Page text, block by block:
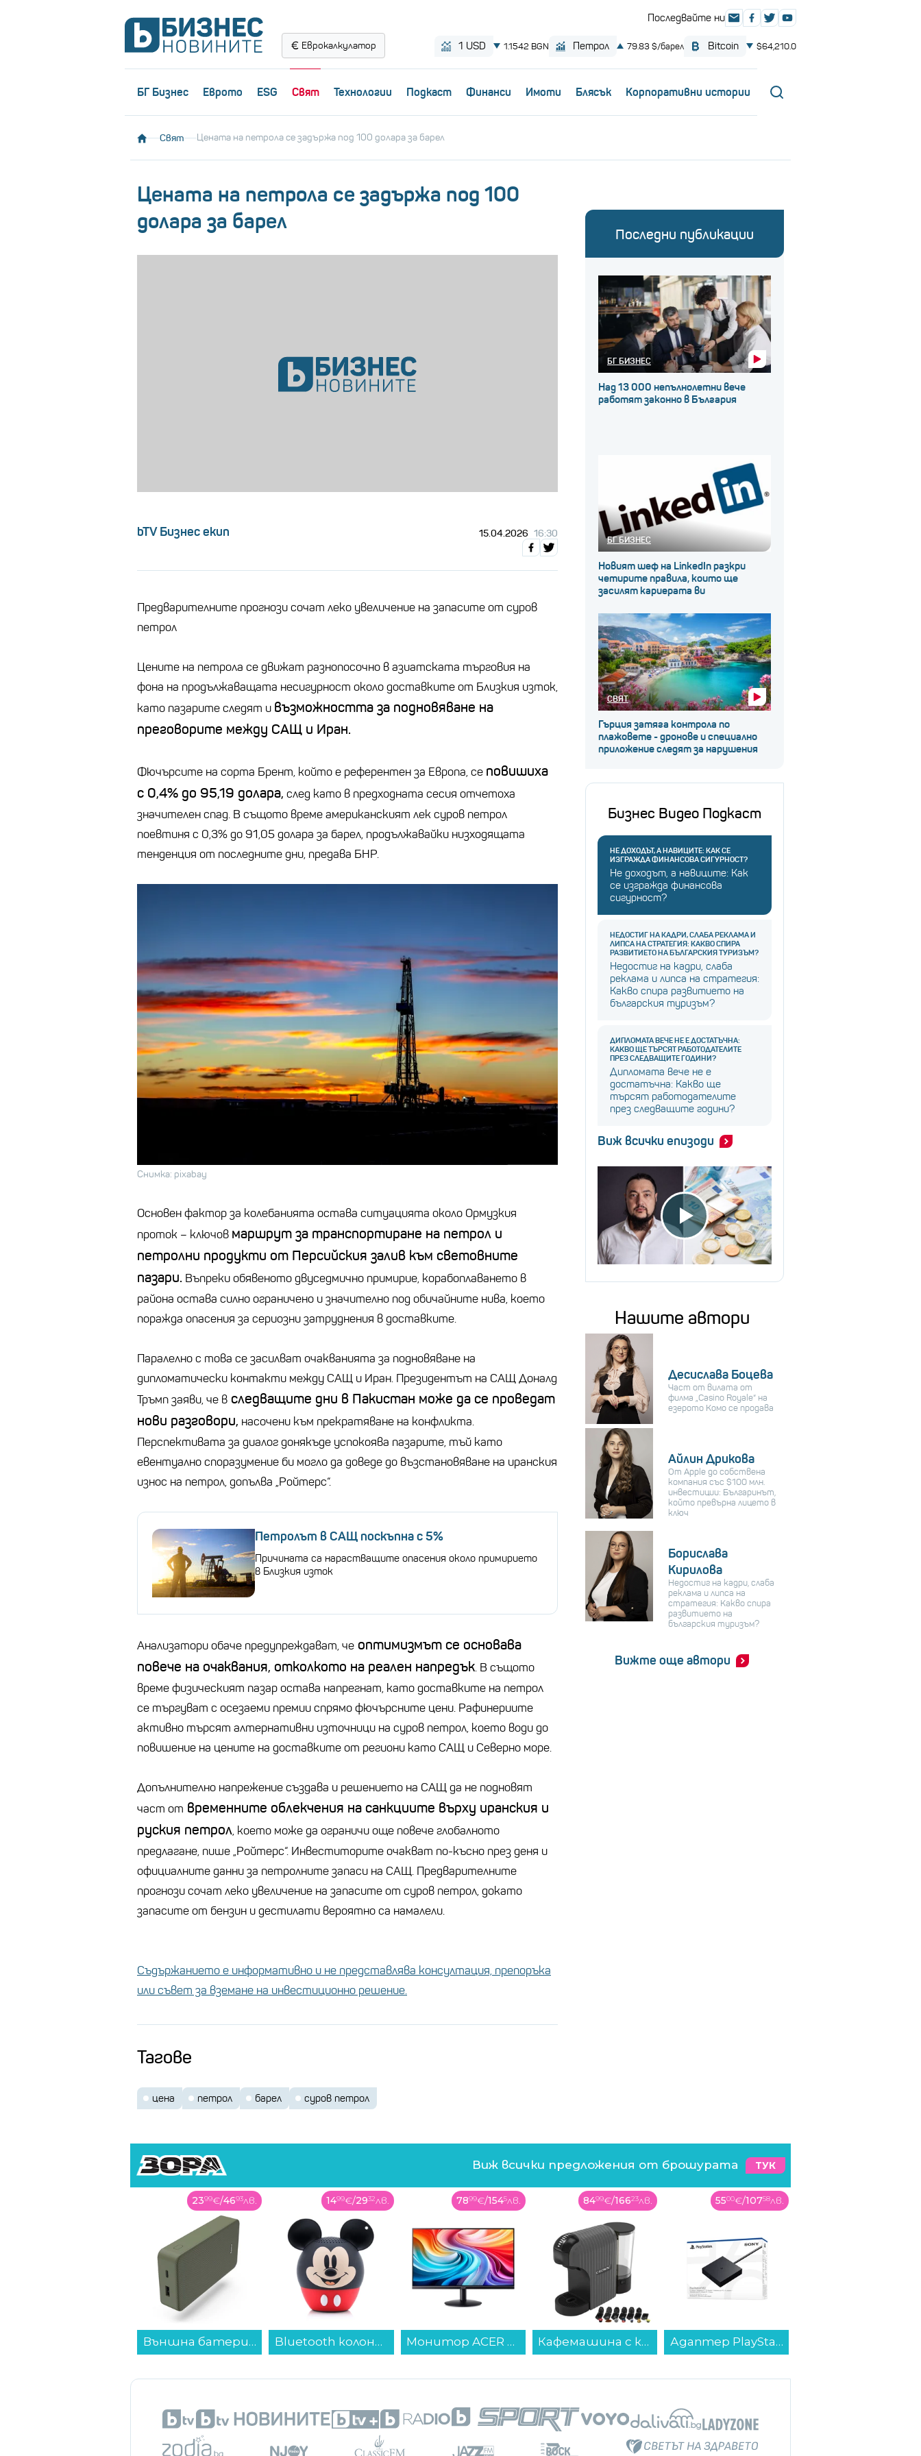
Еврокалкулатор
БГ Бизнес Еврото ESG Свят Технологии Пoдкаст Финанси Имоти Блясък Корпоративни истории
Свят Цената на петрола се задържа под 100 долара за барел
Цената на петрола се задържа под 100
долара за барел
bTV Бизнес екип 15.04.2026 16:30
Предварителните прогнози сочат леко увеличение на запасите от суров
петрол
Цените на петрола се движат разнопосочно в азиатската търговия на
фона на продължаващата несигурност около доставките от Близкия изток,
като пазарите следят и възможността за подновяване на
преговорите между САЩ и Иран.
Фючърсите на сорта Брент, който е референтен за Европа, се повишиха
с 0,4% до 95,19 долара, след като в предходната сесия отчетоха
значителен спад. В същото време американският лек суров петрол
поевтиня с 0,3% до 91,05 долара за барел, продължавайки низходящата
тенденция от последните дни, предава БНР.
Снимка: pixabay
Основен фактор за колебанията остава ситуацията около Ормузкия
проток – ключов маршрут за транспортиране на петрол и
петролни продукти от Персийския залив към световните
пазари. Въпреки обявеното двуседмично примирие, корабоплаването в
района остава силно ограничено и значително под обичайните нива, което
поражда опасения за сериозни затруднения в доставките.
Паралелно с това се засилват очакванията за подновяване на
дипломатически контакти между САЩ и Иран. Президентът на САЩ Доналд
Тръмп заяви, че в следващите дни в Пакистан може да се проведат
нови разговори, насочени към прекратяване на конфликта.
Перспективата за диалог донякъде успокоява пазарите, тъй като
евентуално споразумение би могло да доведе до възстановяване на иранския
износ на петрол, допълва „Ройтерс“.
Петролът в САЩ поскъпна с 5%
Причината са нарастващите опасения около примирието
в Близкия изток
Анализатори обаче предупреждават, че оптимизмът се основава
повече на очаквания, отколкото на реален напредък. В същото
време физическият пазар остава напрегнат, като доставките на петрол
се търгуват с осезаеми премии спрямо фючърсните цени. Рафинериите
активно търсят алтернативни източници на суров петрол, което води до
повишение на цените на доставките от региони като САЩ и Северно море.
Допълнително напрежение създава и решението на САЩ да не подновят
част от временните облекчения на санкциите върху иранския и
руския петрол, което може да ограничи още повече глобалното
предлагане, пише „Ройтерс“. Инвеститорите очакват по-късно през деня и
официалните данни за петролните запаси на САЩ. Предварителните
прогнози сочат леко увеличение на запасите от суров петрол, докато
запасите от бензин и дестилати вероятно са намалели.
Съдържанието е информативно и не представлява консултация, препоръка
или съвет за вземане на инвестиционно решение.
Тагове
цена петрол барел суров петрол
Последни публикации
БГ БИЗНЕС
Над 13 000 непълнолетни вече
работят законно в България
БГ БИЗНЕС
Новият шеф на LinkedIn разкри
четирите правила, които ще
засилят кариерата ви
СВЯТ
Гърция затяга контрола по
плажовете - дронове и специално
приложение следят за нарушения
Бизнес Видео Подкаст
НЕ ДОХОДЪТ, А НАВИЦИТЕ: КАК СЕ
ИЗГРАЖДА ФИНАНСОВА СИГУРНОСТ?
Не доходът, а навиците: Как
се изгражда финансова
сигурност?
НЕДОСТИГ НА КАДРИ, СЛАБА РЕКЛАМА И
ЛИПСА НА СТРАТЕГИЯ: КАКВО СПИРА
РАЗВИТИЕТО НА БЪЛГАРСКИЯ ТУРИЗЪМ?
Недостиг на кадри, слаба
реклама и липса на стратегия:
Какво спира развитието на
българския туризъм?
ДИПЛОМАТА ВЕЧЕ НЕ Е ДОСТАТЪЧНА:
КАКВО ЩЕ ТЪРСЯТ РАБОТОДАТЕЛИТЕ
ПРЕЗ СЛЕДВАЩИТЕ ГОДИНИ?
Дипломата вече не е
достатъчна: Какво ще
търсят работодателите
през следващите години?
Виж всички епизоди
Нашите автори
Десислава Боцева
Част от вилата от
филма „Casino Royale“ на
езерото Комо се продава
Айлин Дрикова
От Apple до собствена
компания със $100 млн.
инвестиции: Българинът,
който превърна лицето в
ключ
Борислава
Кирилова
Недостиг на кадри, слаба
реклама и липса на
стратегия: Какво спира
развитието на
българския туризъм?
Вижте още автори
Виж всички предложения от брошурата ТУК
1499€/2932лв.
Bluetooth колонка Bitty Boomers Mickey Mouse - BITTYMICKEY...
7899€/1545лв.
Монитор ACER SA242YH1bi UM.QS2EE.109 , 23.80...
8499€/16623лв.
Кафемашина с капсули Crown CCM-1533 GR 7 в 1...
5500€/10758лв.
Адаптер PlayStation VR2 адаптер за PC...
26999€/52806лв.
Готварска печка (ток) Indesit I5E5PMS , 4 ток , INOX...